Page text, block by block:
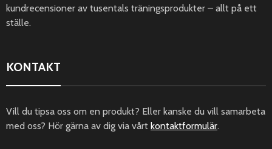
kundrecensioner av tusentals träningsprodukter – allt på ett
ställe.
KONTAKT
Vill du tipsa oss om en produkt? Eller kanske du vill samarbeta
med oss? Hör gärna av dig via vårt kontaktformulär.